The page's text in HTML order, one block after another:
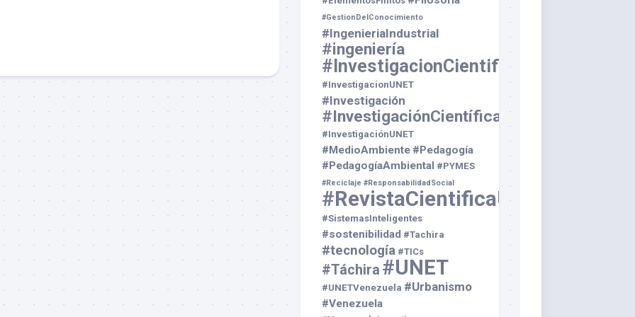
#GestionDelConocimiento
#IngenieriaIndustrial
#ingeniería
#InvestigacionCientifica
#InvestigacionUNET
#Investigación
#InvestigaciónCientífica
#InvestigaciónUNET
#MedioAmbiente #Pedagogía
#PedagogíaAmbiental #PYMES
#Reciclaje #ResponsabilidadSocial
#RevistaCientificaUNET
#SistemasInteligentes
#sostenibilidad #Tachira
#tecnología #TICs
#Táchira #UNET
#UNETVenezuela #Urbanismo
#Venezuela